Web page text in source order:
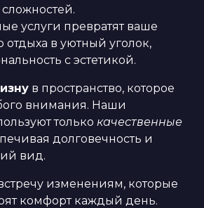
услуги превратят ваше
в уютный уголок,
с эстетикой.
в пространство, которое
внимания. Наши
только качественные
долговечность и
вид.
изменениям, которые
комфорт каждый день.